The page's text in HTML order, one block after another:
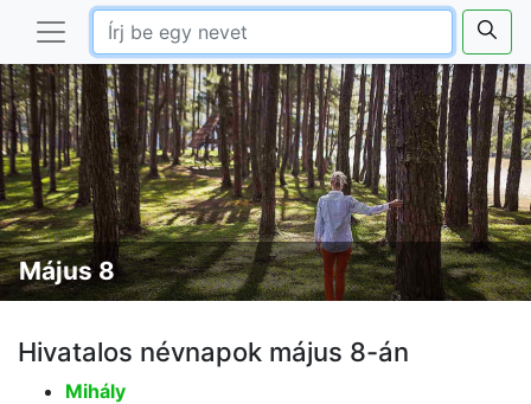
Május 8
Hivatalos névnapok május 8-án
Mihály